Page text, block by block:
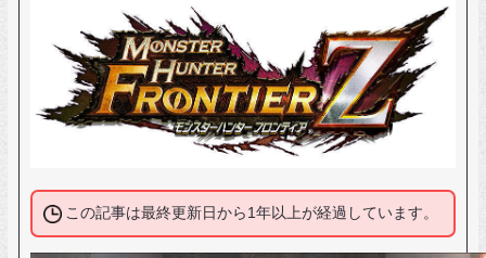
この記事は最終更新日から1年以上が経過しています。